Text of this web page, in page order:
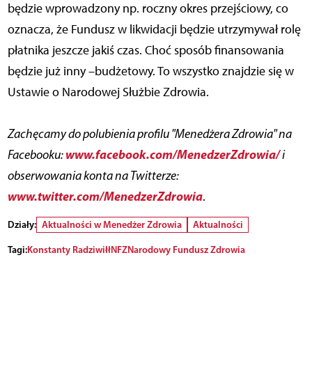
będzie wprowadzony np. roczny okres przejściowy, co
oznacza, że Fundusz w likwidacji będzie utrzymywał rolę
płatnika jeszcze jakiś czas. Choć sposób finansowania
będzie już inny –budżetowy. To wszystko znajdzie się w
Ustawie o Narodowej Służbie Zdrowia.
Zachęcamy do polubienia profilu "Menedżera Zdrowia" na
Facebooku:www.facebook.com/MenedzerZdrowia/i
obserwowania konta na Twitterze:
www.twitter.com/MenedzerZdrowia.
Działy: Aktualności w Menedżer Zdrowia
Aktualności
Tagi:Konstanty RadziwiłłNFZNarodowy Fundusz Zdrowia